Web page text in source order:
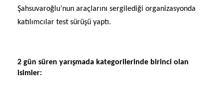
Şahsuvaroğlu’nun araçlarını sergilediği organizasyonda
katılımcılar test sürüşü yaptı.
2 gün süren yarışmada kategorilerinde birinci olan
isimler: